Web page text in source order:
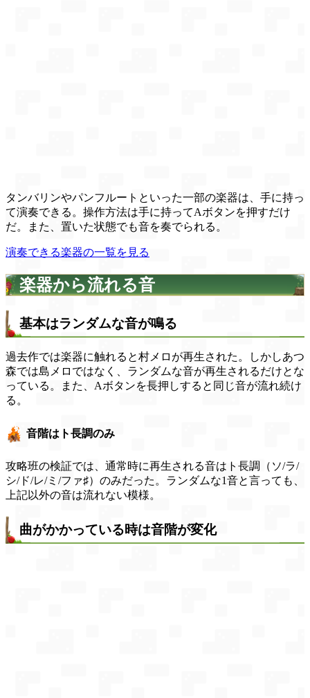
タンバリンやパンフルートといった一部の楽器は、手に持っ
て演奏できる。操作方法は手に持ってAボタンを押すだけ
だ。また、置いた状態でも音を奏でられる。
演奏できる楽器の一覧を見る
楽器から流れる音
基本はランダムな音が鳴る
過去作では楽器に触れると村メロが再生された。しかしあつ
森では島メロではなく、ランダムな音が再生されるだけとな
っている。また、Aボタンを長押しすると同じ音が流れ続け
る。
音階はト長調のみ
攻略班の検証では、通常時に再生される音はト長調（ソ/ラ/
シ/ド/レ/ミ/ファ♯）のみだった。ランダムな1音と言っても、
上記以外の音は流れない模様。
曲がかかっている時は音階が変化